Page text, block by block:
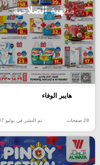
منتهية الصلاحية
هايبر الوفاء
28 صفحات تم النشر في يوليو 07